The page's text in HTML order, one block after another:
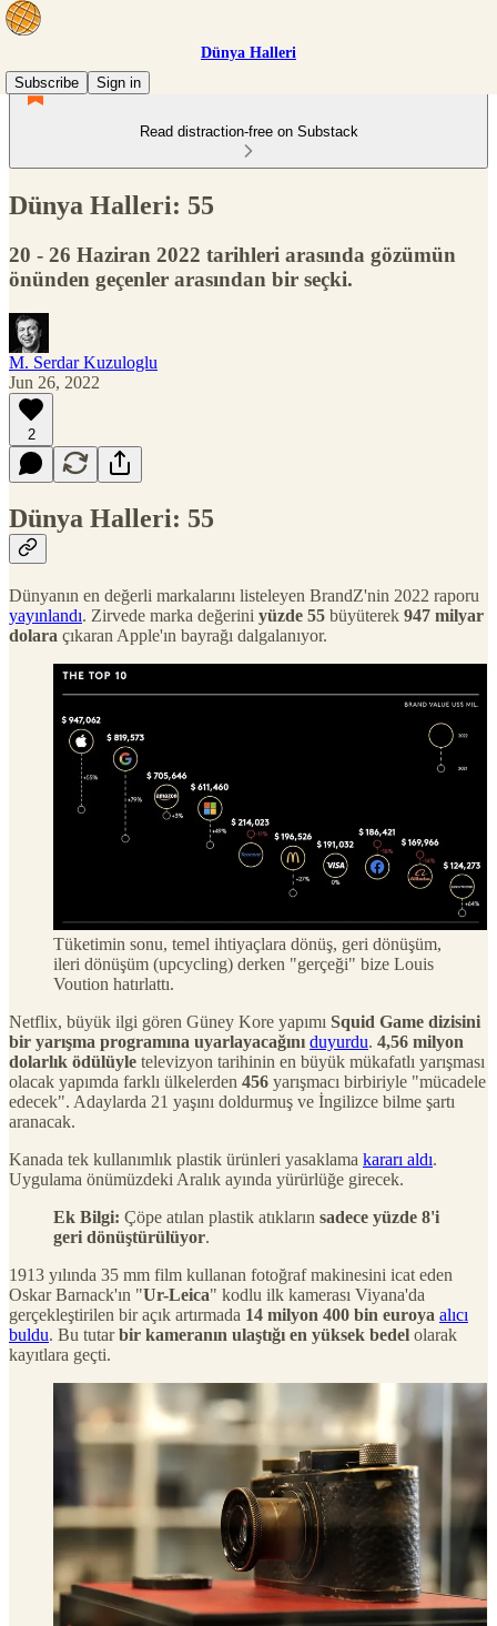
Dünya Halleri
Subscribe
Sign in
Read distraction-free on Substack
Dünya Halleri: 55
20 - 26 Haziran 2022 tarihleri arasında gözümün
önünden geçenler arasından bir seçki.
M. Serdar Kuzuloglu
Jun 26, 2022
2
Dünya Halleri: 55
Dünyanın en değerli markalarını listeleyen BrandZ'nin 2022 raporu
yayınlandı. Zirvede marka değerini yüzde 55 büyüterek 947 milyar
dolara çıkaran Apple'ın bayrağı dalgalanıyor.
Tüketimin sonu, temel ihtiyaçlara dönüş, geri dönüşüm,
ileri dönüşüm (upcycling) derken "gerçeği" bize Louis
Voution hatırlattı.
Netflix, büyük ilgi gören Güney Kore yapımı Squid Game dizisini
bir yarışma programına uyarlayacağını duyurdu. 4,56 milyon
dolarlık ödülüyle televizyon tarihinin en büyük mükafatlı yarışması
olacak yapımda farklı ülkelerden 456 yarışmacı birbiriyle "mücadele
edecek". Adaylarda 21 yaşını doldurmuş ve İngilizce bilme şartı
aranacak.
Kanada tek kullanımlık plastik ürünleri yasaklama kararı aldı.
Uygulama önümüzdeki Aralık ayında yürürlüğe girecek.
Ek Bilgi: Çöpe atılan plastik atıkların sadece yüzde 8'i
geri dönüştürülüyor.
1913 yılında 35 mm film kullanan fotoğraf makinesini icat eden
Oskar Barnack'ın "Ur-Leica" kodlu ilk kamerası Viyana'da
gerçekleştirilen bir açık artırmada 14 milyon 400 bin euroya alıcı
buldu. Bu tutarbir kameranın ulaştığı en yüksek bedel olarak
kayıtlara geçti.